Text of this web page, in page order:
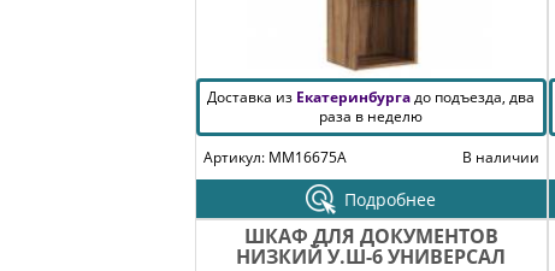
Доставка из Екатеринбургадо подъезда, два
раза в неделю
Артикул: MM16675A
В наличии
Подробнее
ШКАФ ДЛЯ ДОКУМЕНТОВ
НИЗКИЙ У.Ш-6 УНИВЕРСАЛ